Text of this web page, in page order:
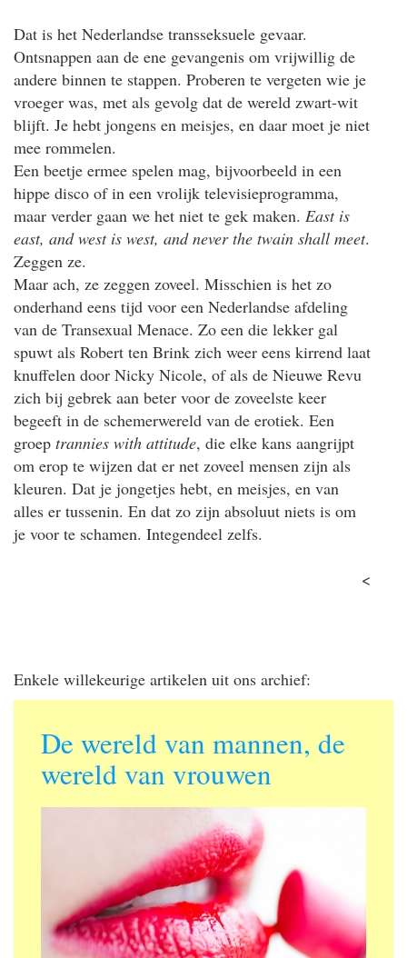
Dat is het Nederlandse transseksuele gevaar.
Ontsnappen aan de ene gevangenis om vrijwillig de
andere binnen te stappen. Proberen te vergeten wie je
vroeger was, met als gevolg dat de wereld zwart-wit
blijft. Je hebt jongens en meisjes, en daar moet je niet
mee rommelen.
Een beetje ermee spelen mag, bijvoorbeeld in een
hippe disco of in een vrolijk televisieprogramma,
maar verder gaan we het niet te gek maken. East is
east, and west is west, and never the twain shall meet.
Zeggen ze.
Maar ach, ze zeggen zoveel. Misschien is het zo
onderhand eens tijd voor een Nederlandse afdeling
van de Transexual Menace. Zo een die lekker gal
spuwt als Robert ten Brink zich weer eens kirrend laat
knuffelen door Nicky Nicole, of als de Nieuwe Revu
zich bij gebrek aan beter voor de zoveelste keer
begeeft in de schemerwereld van de erotiek. Een
groep trannies with attitude, die elke kans aangrijpt
om erop te wijzen dat er net zoveel mensen zijn als
kleuren. Dat je jongetjes hebt, en meisjes, en van
alles er tussenin. En dat zo zijn absoluut niets is om
je voor te schamen. Integendeel zelfs.
<
Enkele willekeurige artikelen uit ons archief:
De wereld van mannen, de
wereld van vrouwen